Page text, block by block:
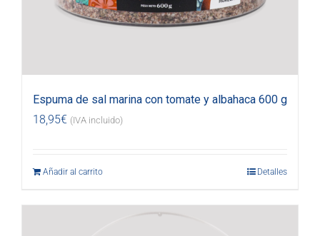
Espuma de sal marina con tomate y albahaca 600 g
18,95€ (IVA incluido)
Añadir al carrito Detalles